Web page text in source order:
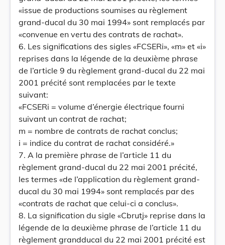
«issue de productions soumises au règlement
grand-ducal du 30 mai 1994» sont remplacés par
«convenue en vertu des contrats de rachat».
6. Les significations des sigles «FCSERi», «m» et «i»
reprises dans la légende de la deuxième phrase
de l’article 9 du règlement grand-ducal du 22 mai
2001 précité sont remplacées par le texte
suivant:
«FCSERi = volume d’énergie électrique fourni
suivant un contrat de rachat;
m = nombre de contrats de rachat conclus;
i = indice du contrat de rachat considéré.»
7. A la première phrase de l’article 11 du
règlement grand-ducal du 22 mai 2001 précité,
les termes «de l’application du règlement grand-
ducal du 30 mai 1994» sont remplacés par des
«contrats de rachat que celui-ci a conclus».
8. La signification du sigle «Cbrutj» reprise dans la
légende de la deuxième phrase de l’article 11 du
règlement grandducal du 22 mai 2001 précité est